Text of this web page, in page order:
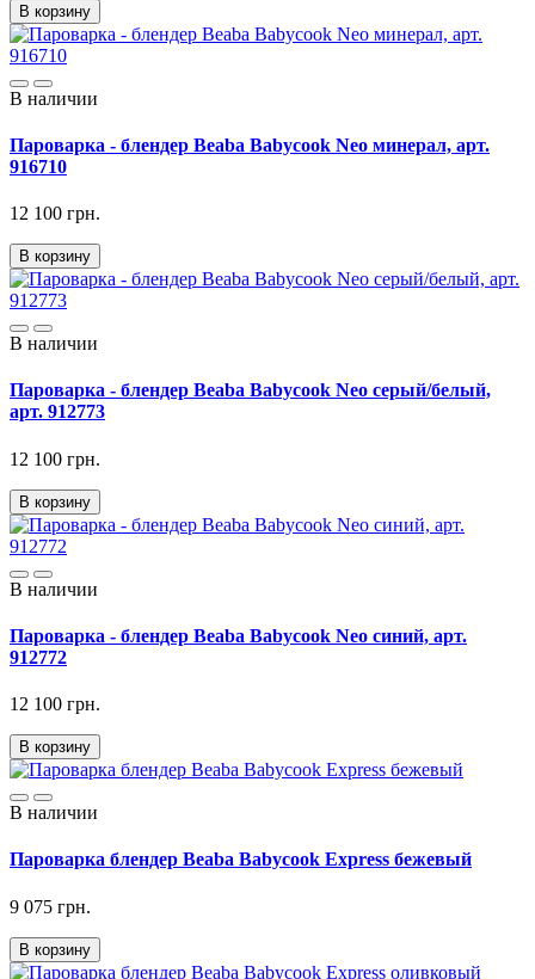
В корзину
В наличии
Пароварка - блендер Beaba Babycook Neo минерал, арт.
916710
12 100 грн.
В корзину
В наличии
Пароварка - блендер Beaba Babycook Neo серый/белый,
арт. 912773
12 100 грн.
В корзину
В наличии
Пароварка - блендер Beaba Babycook Neo синий, арт.
912772
12 100 грн.
В корзину
В наличии
Пароварка блендер Beaba Babycook Express бежевый
9 075 грн.
В корзину